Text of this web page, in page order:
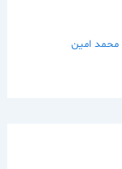
محمد امین